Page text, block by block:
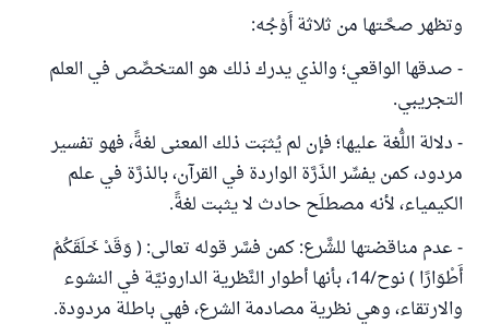
وتظهر صحَّتها من ثلاثة أَوْجُه:
- صدقها الواقعي؛ والذي يدرك ذلك هو المتخصِّص في العلم
التجريبي.
- دلالة اللُّغة عليها؛ فإن لم يُثبَت ذلك المعنى لغةً، فهو تفسير
مردود، كمن يفسِّر الذَرَّة الواردة في القرآن، بالذرَّة في علم
الكيمياء، لأنه مصطلَح حادث لا يثبت لغةً.
- عدم مناقضتها للشَّرع: كمن فسَّر قوله تعالى: ( وَقَدْ خَلَقَكُمْ
أَطْوَارًا ) نوح/14، بأنها أطوار النَّظرية الدارونيَّة في النشوء
والارتقاء، وهي نظرية مصادمة الشرع، فهي باطلة مردودة.